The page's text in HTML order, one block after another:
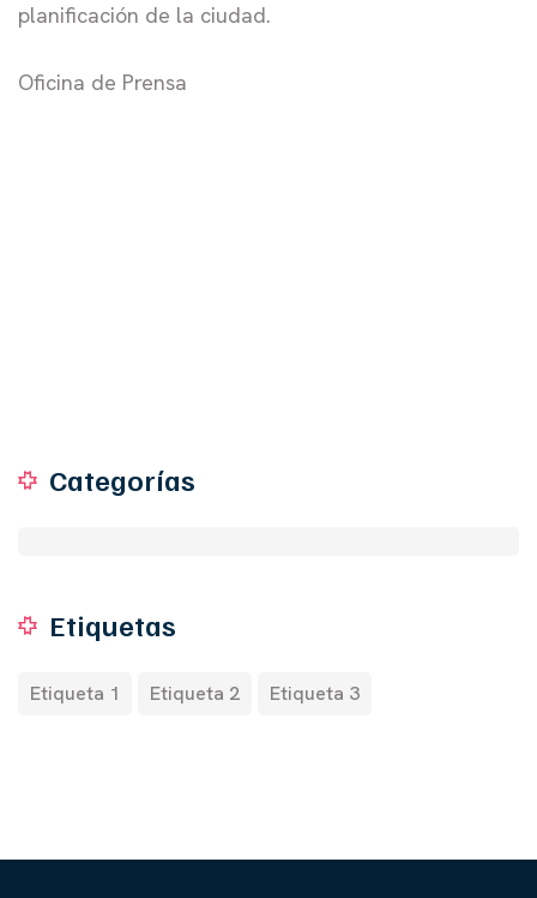
planificación de la ciudad.
Oficina de Prensa
Categorías
Etiquetas
Etiqueta 1 Etiqueta 2 Etiqueta 3